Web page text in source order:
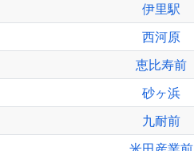
伊里駅
西河原
恵比寿前
砂ヶ浜
九耐前